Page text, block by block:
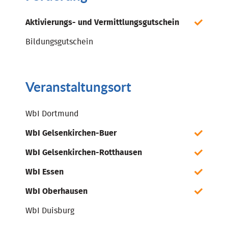
Aktivierungs- und Vermittlungsgutschein
Bildungsgutschein
Veranstaltungsort
WbI Dortmund
WbI Gelsenkirchen-Buer
WbI Gelsenkirchen-Rotthausen
WbI Essen
WbI Oberhausen
WbI Duisburg